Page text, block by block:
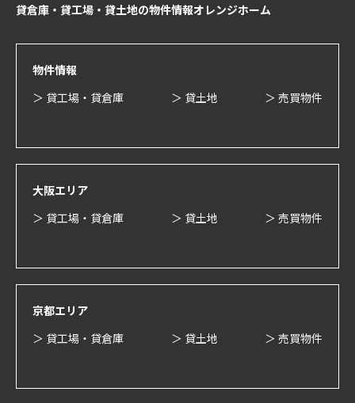
貸倉庫・貸工場・貸土地の物件情報オレンジホーム
物件情報
＞ 貸工場・貸倉庫
＞ 貸土地 ＞ 売買物件
大阪エリア
＞ 貸工場・貸倉庫
＞ 貸土地 ＞ 売買物件
京都エリア
＞ 貸工場・貸倉庫
＞ 貸土地 ＞ 売買物件